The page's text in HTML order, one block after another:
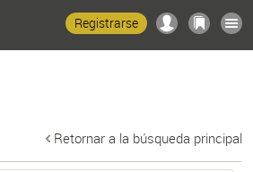
Registrarse
Retornar a la búsqueda principal